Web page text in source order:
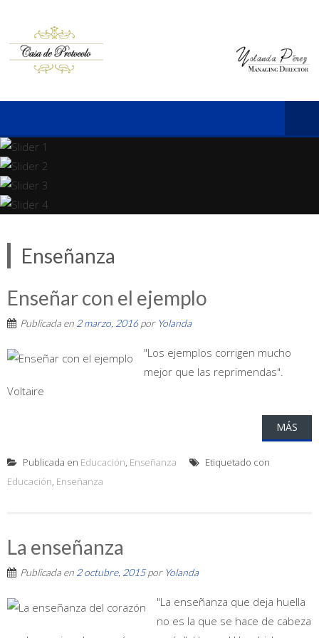
Enseñanza
Enseñar con el ejemplo
Publicada en 2 marzo, 2016por Yolanda
"Los ejemplos corrigen mucho
mejor que las reprimendas".
Voltaire
MÁS
Publicada en Educación, Enseñanza
Etiquetado con
Educación, Enseñanza
La enseñanza
Publicada en 2 octubre, 2015por Yolanda
"La enseñanza que deja huella
no es la que se hace de cabeza